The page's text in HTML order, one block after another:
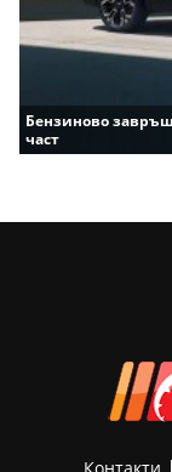
Бензиново
част